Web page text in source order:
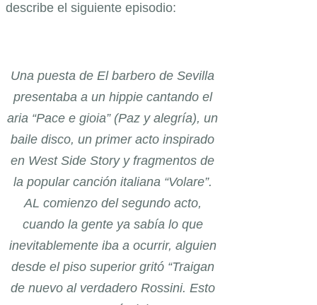
describe el siguiente episodio:
Una puesta de El barbero de Sevilla
presentaba a un hippie cantando el
aria “Pace e gioia” (Paz y alegría), un
baile disco, un primer acto inspirado
en West Side Story y fragmentos de
la popular canción italiana “Volare”.
AL comienzo del segundo acto,
cuando la gente ya sabía lo que
inevitablemente iba a ocurrir, alguien
desde el piso superior gritó “Traigan
de nuevo al verdadero Rossini. Esto